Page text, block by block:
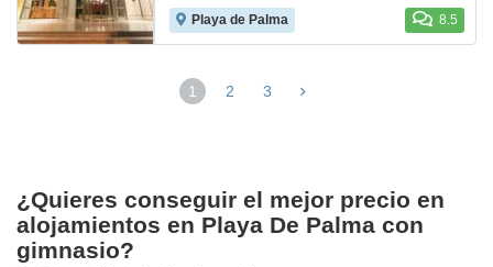
Playa de Palma 8.5
1 2 3
¿Quieres conseguir el mejor precio en
alojamientos en Playa De Palma con
gimnasio?